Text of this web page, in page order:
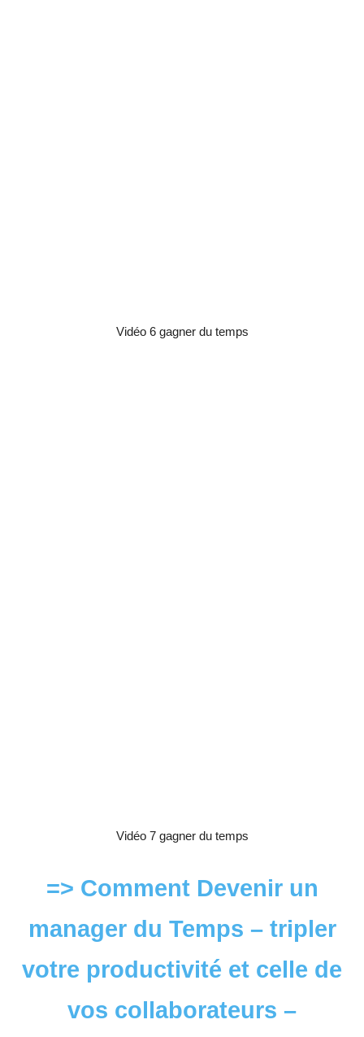
Vidéo 6 gagner du temps
Vidéo 7 gagner du temps
=> Comment Devenir un
manager du Temps – tripler
votre productivité et celle de
vos collaborateurs –